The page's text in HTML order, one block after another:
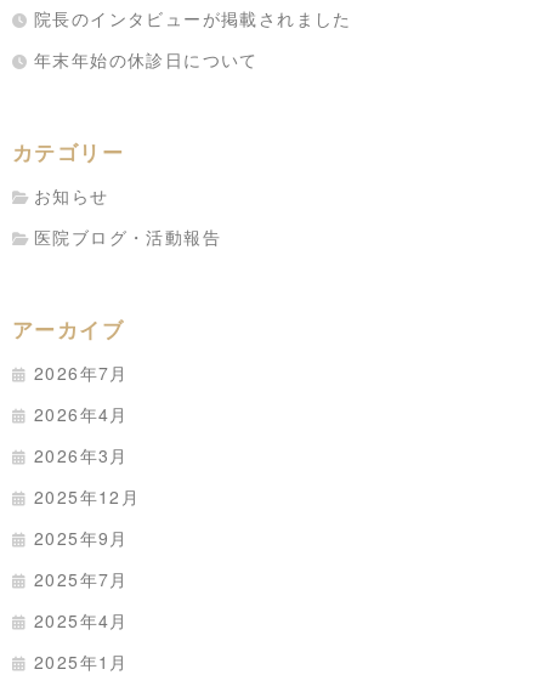
院長のインタビューが掲載されました
年末年始の休診日について
カテゴリー
お知らせ
医院ブログ・活動報告
アーカイブ
2026年7月
2026年4月
2026年3月
2025年12月
2025年9月
2025年7月
2025年4月
2025年1月